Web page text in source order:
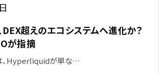
超えのエコシステムへ進化か？
が指摘
、Hyperliquidが単な…